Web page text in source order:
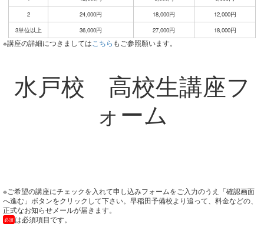
2
24,000円 18,000円
12,000円
3単位以上
36,000円 27,000円 18,000円
※講座の詳細につきましては こちら もご参照願います。
水戸校 高校生講座フ
ォーム
※ご希望の講座にチェックを入れて申し込みフォームをご入力のうえ「確認画面
へ進む」ボタンをクリックして下さい。早稲田予備校より追って、料金などの、
正式なお知らせメールが届きます。
必須は必須項目です。